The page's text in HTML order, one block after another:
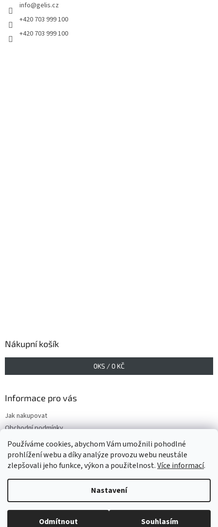
Používáme cookies, abychom Vám umožnili pohodlné
prohlížení webu a díky analýze provozu webu neustále
zlepšovali jeho funkce, výkon a použitelnost.Více informací.
Nastavení
Odmítnout Souhlasím
info@gelis.cz
+420 703 999 100
+420 703 999 100
Nákupní košík
0KS / 0 KČ
Informace pro vás
Jak nakupovat
Obchodní podmínky
Podmínky ochrany osobních údajů
Copyright 2026www.GELIS.cz. Všechna práva vyhrazena.Upravit